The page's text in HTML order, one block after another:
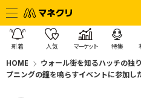
新着 人気 マーケット 特集
HOME ウォール街を知るハッチの独
プニングの鐘を鳴らすイベントに参加し